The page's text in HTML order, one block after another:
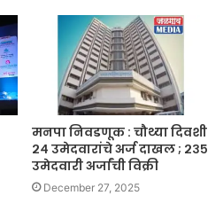
मनपा निवडणूक : चौथ्या दिवशी
२४ उमेदवारांचे अर्ज दाखल ; २३५
उमेदवारी अर्जांची विक्री
December 27, 2025